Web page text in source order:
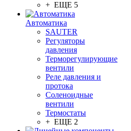
+ ЕЩЕ 5
Автоматика
SAUTER
Регуляторы
давления
Терморегулирующие
вентили
Реле давления и
протока
Соленоидные
вентили
Термостаты
+ ЕЩЕ 2